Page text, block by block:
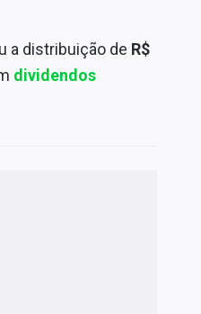
a distribuição de R$
dividendos